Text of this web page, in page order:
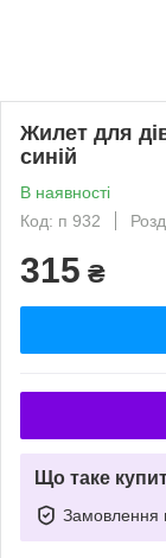
Жилет для
синій
В наявності
Код: п 932
315 ₴
Що таке
Замовлення